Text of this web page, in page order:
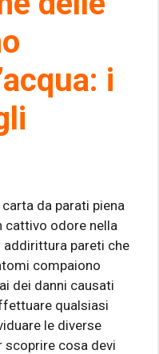
i
da parati piena
cattivo odore nella
pareti che
compaiono
dei danni causati
qualsiasi
le diverse
scoprire cosa devi